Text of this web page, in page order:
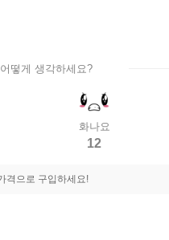
떻게 생각하세요?
화나요
12
격으로 구입하세요!